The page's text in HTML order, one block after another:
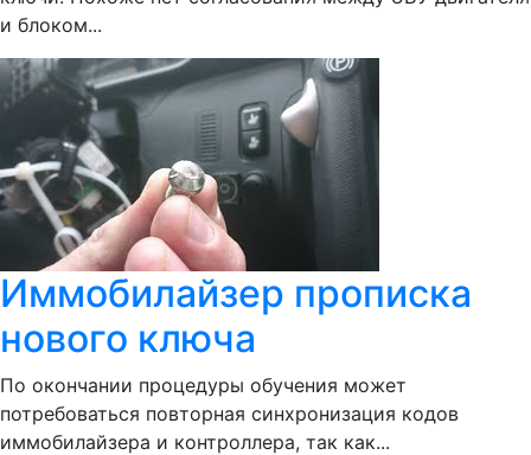
и блоком...
Иммобилайзер прописка
нового ключа
По окончании процедуры обучения может
потребоваться повторная синхронизация кодов
иммобилайзера и контроллера, так как...